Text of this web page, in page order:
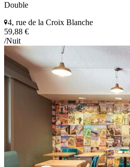
Double
4, rue de la Croix Blanche
59,88 €
/Nuit